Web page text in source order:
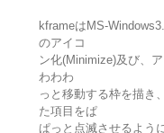
kframeはMS-
のアイコ
ン化(Minimize)及び、
わわわ
っと移動する枠を描き
た項目をぱ
ぱっと点滅させるよう